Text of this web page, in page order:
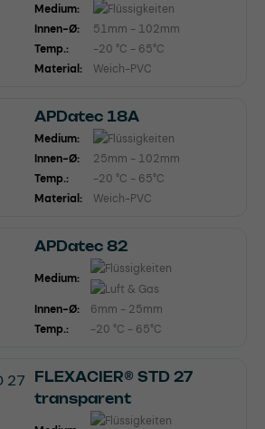
Medium:
Innen-Ø:
51mm - 102mm
Temp.:
-20 °C - 65°C
Material:
Weich-PVC
APDatec 18A
Medium:
Innen-Ø:
25mm - 102mm
Temp.:
-20 °C - 65°C
Material:
Weich-PVC
APDatec 82
Medium:
Innen-Ø:
6mm - 25mm
Temp.:
-20 °C - 65°C
FLEXACIER® STD 27
transparent